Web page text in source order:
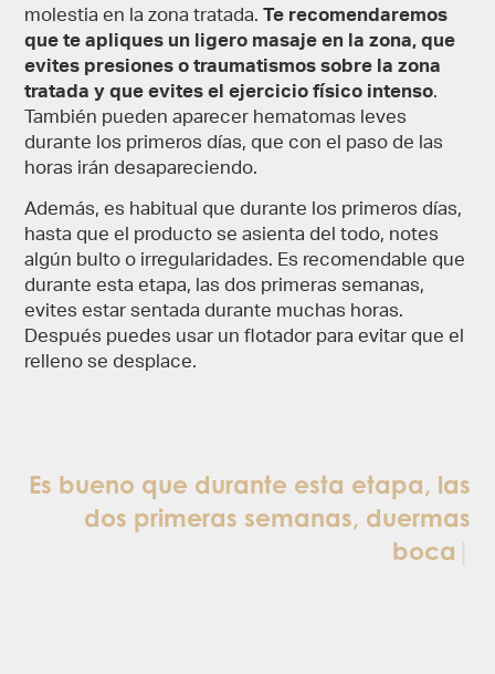
molestia en la zona tratada.Te recomendaremos
que te apliques un ligero masaje en la zona, que
evites presiones o traumatismos sobre la zona
tratada y que evites el ejercicio físico intenso.
También pueden aparecer hematomas leves
durante los primeros días, que con el paso de las
horas irán desapareciendo.
Además, es habitual que durante los primeros días,
hasta que el producto se asienta del todo, notes
algún bulto o irregularidades. Es recomendable que
durante esta etapa, las dos primeras semanas,
evites estar sentada durante muchas horas.
Después puedes usar un flotador para evitar que el
relleno se desplace.
Es bueno que durante esta etapa, las
dos primeras semanas, duermas
boca abajo y que evites estar